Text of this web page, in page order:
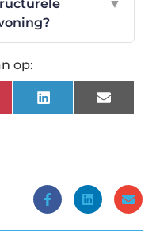
▼
op:
LinkedInEmail